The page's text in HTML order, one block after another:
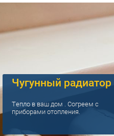
Чугунный радиатор
Тепло в ваш дом . Согреем с
приборами отопления.